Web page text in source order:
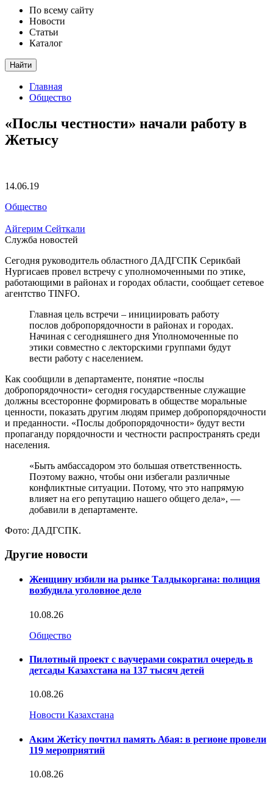
По всему сайту
Новости
Статьи
Каталог
Найти
Главная
Общество
«Послы честности» начали работу в
Жетысу
14.06.19
Общество
Айгерим Сейткали
Служба новостей
Сегодня руководитель областного ДАДГСПК Серикбай
Нургисаев провел встречу с уполномоченными по этике,
работающими в районах и городах области, сообщает сетевое
агентство TINFO.
Главная цель встречи – инициировать работу
послов добропорядочности в районах и городах.
Начиная с сегодняшнего дня Уполномоченные по
этики совместно с лекторскими группами будут
вести работу с населением.
Как сообщили в департаменте, понятие «послы
добропорядочности» сегодня государственные служащие
должны всесторонне формировать в обществе моральные
ценности, показать другим людям пример добропорядочности
и преданности. «Послы добропорядочности» будут вести
пропаганду порядочности и честности распространять среди
населения.
«Быть амбассадором это большая ответственность.
Поэтому важно, чтобы они избегали различные
конфликтные ситуации. Потому, что это напрямую
влияет на его репутацию нашего общего дела», —
добавили в департаменте.
Фото: ДАДГСПК.
Другие новости
Женщину избили на рынке Талдыкоргана: полиция
возбудила уголовное дело
10.08.26
Общество
Пилотный проект с ваучерами сократил очередь в
детсады Казахстана на 137 тысяч детей
10.08.26
Новости Казахстана
Аким Жетісу почтил память Абая: в регионе провели
119 мероприятий
10.08.26